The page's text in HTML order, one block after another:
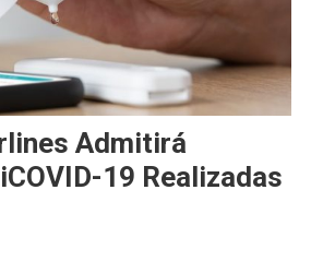
Admitirá
19 Realizadas